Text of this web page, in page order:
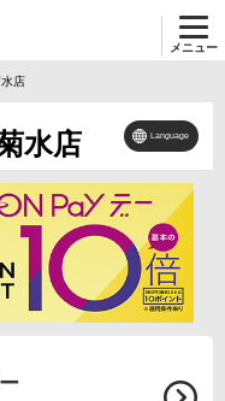
メニュー
店
水店 Language